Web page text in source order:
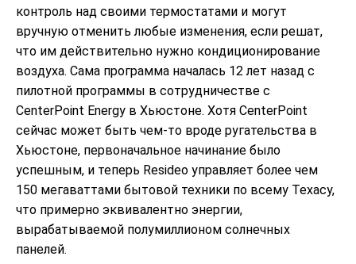
контроль над своими термостатами и могут
вручную отменить любые изменения, если решат,
что им действительно нужно кондиционирование
воздуха. Сама программа началась 12 лет назад с
пилотной программы в сотрудничестве с
CenterPoint Energy в Хьюстоне. Хотя CenterPoint
сейчас может быть чем-то вроде ругательства в
Хьюстоне, первоначальное начинание было
успешным, и теперь Resideo управляет более чем
150 мегаваттами бытовой техники по всему Техасу,
что примерно эквивалентно энергии,
вырабатываемой полумиллионом солнечных
панелей.